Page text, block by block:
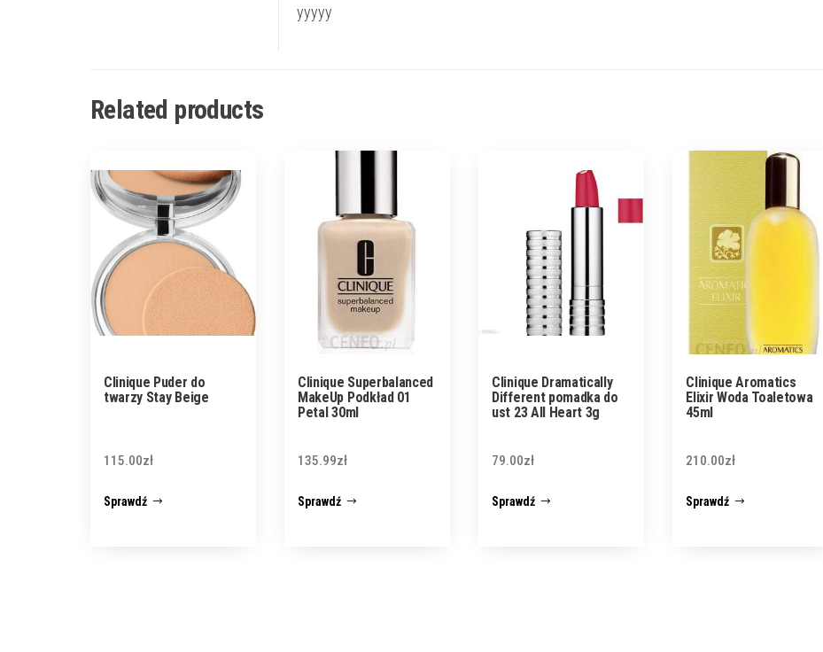
yyyyy
Related products
Clinique Puder do
twarzy Stay Beige
115.00zł
Sprawdź
Clinique Superbalanced
MakeUp Podkład 01
Petal 30ml
135.99zł
Sprawdź
Clinique Dramatically
Different pomadka do
ust 23 All Heart 3g
79.00zł
Sprawdź
Clinique Aromatics
Elixir Woda Toaletowa
45ml
210.00zł
Sprawdź